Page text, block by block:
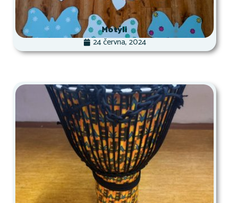
Motýli
24 června, 2024